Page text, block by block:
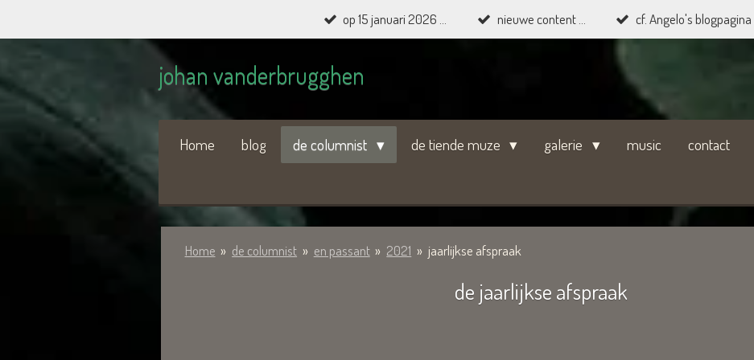
direct
de
hoofdinhoud
op 15 januari 2026 ... nieuwe content ... cf. Angelo's blogpagina ...
johan vanderbrugghen
Home blog de columnist de tiende muze galerie music contact
Home » de columnist » en passant » 2021 » jaarlijkse afspraak
de jaarlijkse afspraak